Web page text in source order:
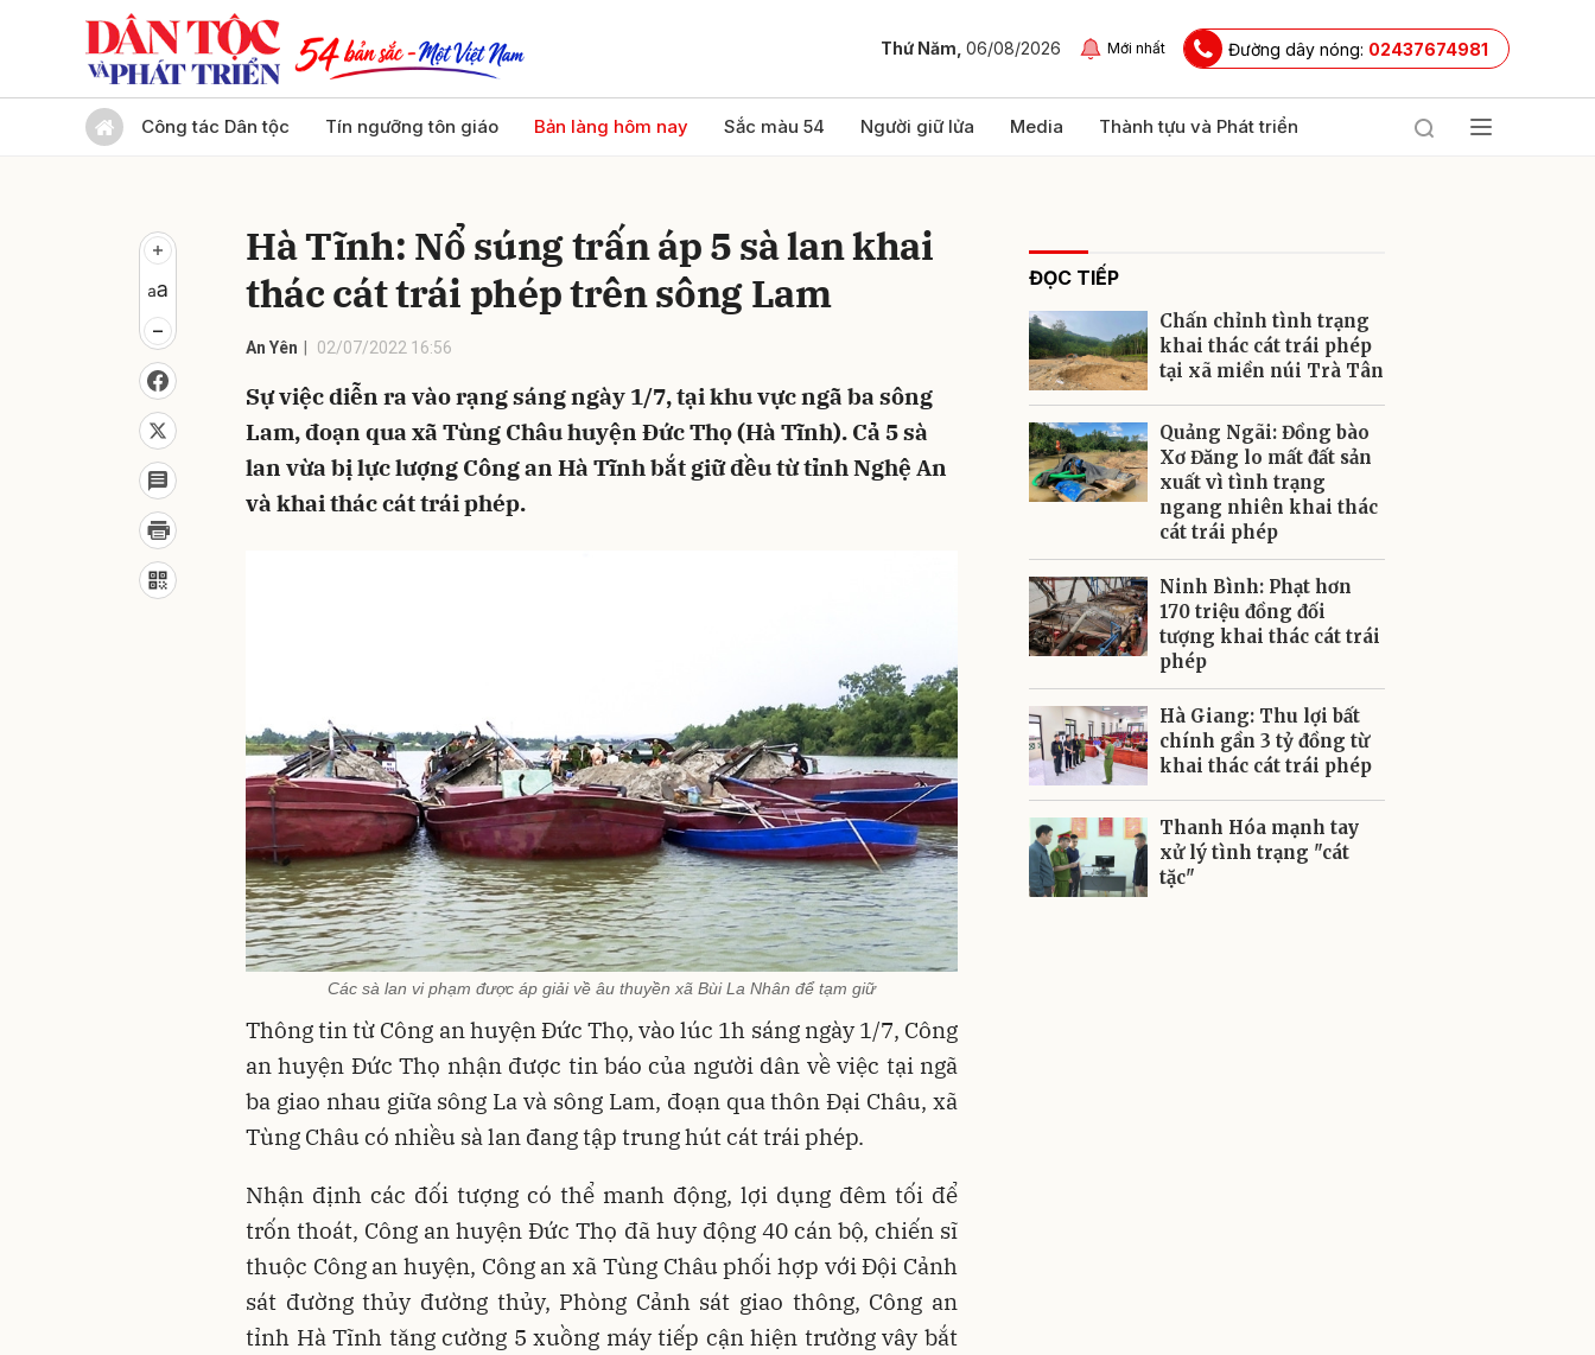
Thứ Năm, 06/08/2026 Mới nhất Đường dây nóng: 02437674981
Công tác Dân tộc Tín ngưỡng tôn giáo Bản làng hôm nay Sắc màu 54 Người giữ lửa Media Thành tựu và Phát triển
Hà Tĩnh: Nổ súng trấn áp 5 sà lan khai
thác cát trái phép trên sông Lam
An Yên 02/07/2022 16:56
Sự việc diễn ra vào rạng sáng ngày 1/7, tại khu vực ngã ba sông
Lam, đoạn qua xã Tùng Châu huyện Đức Thọ (Hà Tĩnh). Cả 5 sà
lan vừa bị lực lượng Công an Hà Tĩnh bắt giữ đều từ tỉnh Nghệ An
và khai thác cát trái phép.
Các sà lan vi phạm được áp giải về âu thuyền xã Bùi La Nhân để tạm giữ
Thông tin từ Công an huyện Đức Thọ, vào lúc 1h sáng ngày 1/7, Công
an huyện Đức Thọ nhận được tin báo của người dân về việc tại ngã
ba giao nhau giữa sông La và sông Lam, đoạn qua thôn Đại Châu, xã
Tùng Châu có nhiều sà lan đang tập trung hút cát trái phép.
Nhận định các đối tượng có thể manh động, lợi dụng đêm tối để
trốn thoát, Công an huyện Đức Thọ đã huy động 40 cán bộ, chiến sĩ
thuộc Công an huyện, Công an xã Tùng Châu phối hợp với Đội Cảnh
sát đường thủy đường thủy, Phòng Cảnh sát giao thông, Công an
tỉnh Hà Tĩnh tăng cường 5 xuồng máy tiếp cận hiện trường vây bắt
ĐỌC TIẾP
Chấn chỉnh tình trạng
khai thác cát trái phép
tại xã miền núi Trà Tân
Quảng Ngãi: Đồng bào
Xơ Đăng lo mất đất sản
xuất vì tình trạng
ngang nhiên khai thác
cát trái phép
Ninh Bình: Phạt hơn
170 triệu đồng đối
tượng khai thác cát trái
phép
Hà Giang: Thu lợi bất
chính gần 3 tỷ đồng từ
khai thác cát trái phép
Thanh Hóa mạnh tay
xử lý tình trạng "cát
tặc"
Gửi bình luận
Gửi